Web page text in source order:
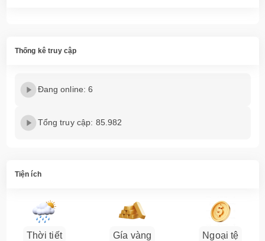
Thống kê truy cập
Đang online: 6
Tổng truy cập: 85.982
Tiện ích
Thời tiết Gía vàng Ngoại tệ